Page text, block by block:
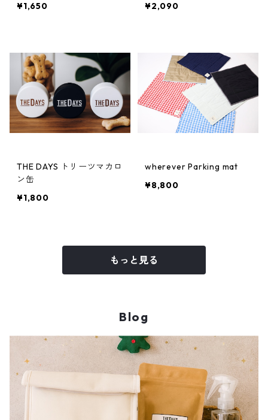
¥1,650
¥2,090
THE DAYS トリーツマカロ
ン缶
¥1,800
wherever Parking mat
¥8,800
もっと見る
Blog